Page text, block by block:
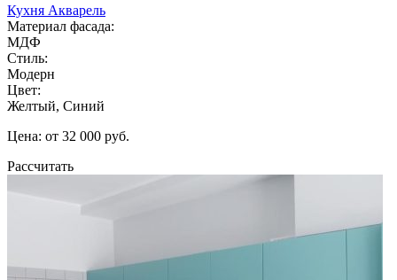
Кухня Акварель
Материал фасада:
МДФ
Стиль:
Модерн
Цвет:
Желтый, Синий
Цена: от 32 000 руб.
Рассчитать